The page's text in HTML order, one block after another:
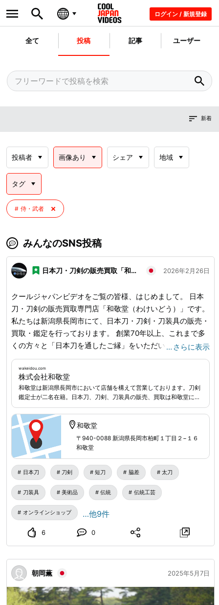
ログイン / 新規登録
全て 投稿 記事 ユーザー
新着
投稿者 画像あり シェア 地域
タグ
侍・武者
みんなのSNS投稿
日本刀・刀剣の販売買取「和敬堂」 2026年2月26日
クールジャパンビデオをご覧の皆様、はじめまして。 日本
刀・刀剣の販売買取専門店「和敬堂（わけいどう）」です。
私たちは新潟県長岡市にて、日本刀・刀剣・刀装具の販売・
買取・鑑定を行っております。 創業70年以上、これまで多
くの方々と「日本刀を通したご縁」をいただいてきました。
今回の初めての投稿では、「和敬堂ってどんなお店？」「ど
んな日本刀を扱っているの？」といった情報を、自己紹介を
兼ねてご紹介させていただきます。 ■和敬堂とは？ 和敬堂
は、刀剣専門の店舗として新潟県長岡市に拠点を構えてお
り、これまで多くの日本刀・刀装具をお客様に届けてまいり
ました。 当店の強みは、「正真保証（公益財団法人 日本美
術刀剣保存協会鑑定書付き）」の商品を取り扱っていること
です。 長年の経験を持つ刀剣評価鑑定士が在籍し、目利き
と信頼をもとに安心できる取引と的確なご案内を行っており
ます。 初めての方でも安心してご相談いただける接客を心
がけておりますので、どうぞお気軽にお問い合わせくださ
い。 ■日本刀とは？ 日本刀とは、日本独自の鍛造技術で作
られた伝統的な刃物であり、武士文化の象徴とも言える存在
です。 単なる武器としてだけでなく、その造形美・機能
美・歴史的背景から、国内外で「美術品」や「文化資産」と
ている ・刀身には美しい刃文（はもん）が現れる ・刃を包
む構造や焼き入れ技術により「折れず、曲がらず、よく切れ
る」 ・時代・刀工によって造形や特徴が異なるため、コレ
クション性が高い 私たち和敬堂では、日本刀の持つこうし
… さらに表示
wakeidou.com
株式会社和敬堂
和敬堂は新潟県長岡市において店舗を構えて営業しております。刀剣
鑑定士が二名在籍。日本刀、刀剣、刀装具の販売、買取は和敬堂にお
まかせください。
和敬堂
〒940-0088 新潟県長岡市柏町１丁目２−１６
和敬堂
日本刀 刀剣 短刀 脇差 太刀
刀装具 美術品 伝統 伝統工芸
オンラインショップ …他9件
6 0
朝岡薫 2025年5月7日